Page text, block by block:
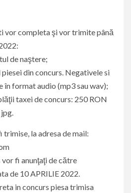
vor completa şi vor trimite până
de naştere;
din concurs. Negativele si
format audio (mp3 sau wav);
taxei de concurs: 250 RON
la adresa de mail:
fi anunţaţi de către
de 10 APRILIE 2022.
in concurs piesa trimisa